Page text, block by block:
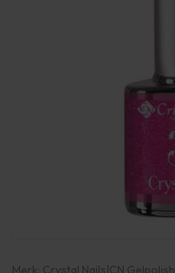
Merk: Crystal Nails|CN Gelpolish